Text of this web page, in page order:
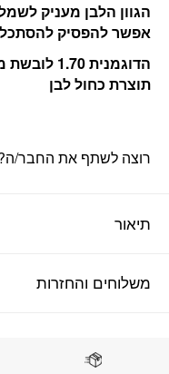
הגוון הלבן מעניק
אפשר להפסיק להסתכל
הדוגמנית 1.70 לובשת מידה XS
תוצרת כחול לבן
תיאור
משלוחים והחזרות
רוצה לשתף את החבר/ה?